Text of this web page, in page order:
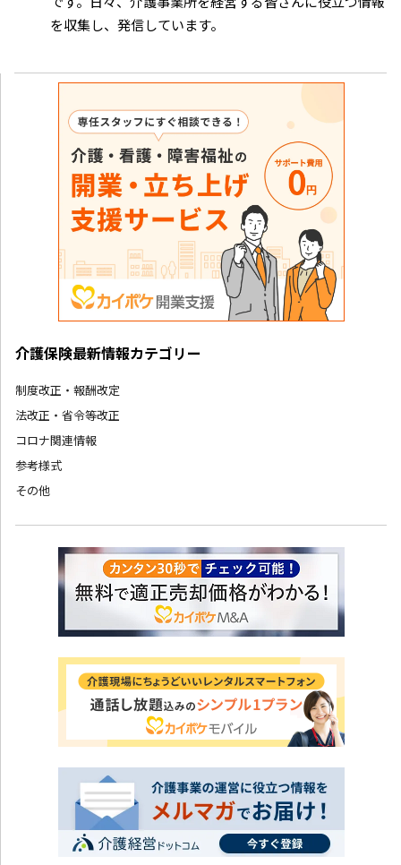
を収集し、発信しています。
介護保険最新情報カテゴリー
制度改正・報酬改定
法改正・省令等改正
コロナ関連情報
参考様式
その他